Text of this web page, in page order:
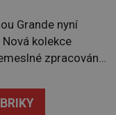
Grande nyní
kolekce
zpracování
rafinovaně.
zpěvačkou a